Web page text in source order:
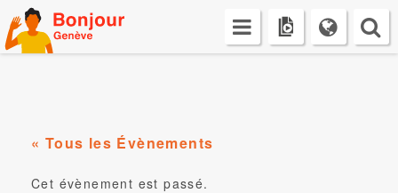
Skip
to
content
« Tous les Évènements
Cet évènement est passé.